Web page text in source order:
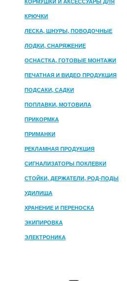
КОРМУШКИ И АКСЕССУАРЫ ДЛЯ
ПРИКОРМКИ
КРЮЧКИ
ЛЕСКА, ШНУРЫ, ПОВОДОЧНЫЕ
МАТЕРИАЛЫ
ЛОДКИ, СНАРЯЖЕНИЕ
ОСНАСТКА, ГОТОВЫЕ МОНТАЖИ
ПЕЧАТНАЯ И ВИДЕО ПРОДУКЦИЯ
ПОДСАКИ, САДКИ
ПОПЛАВКИ, МОТОВИЛА
ПРИКОРМКА
ПРИМАНКИ
РЕКЛАМНАЯ ПРОДУКЦИЯ
СИГНАЛИЗАТОРЫ ПОКЛЕВКИ
СТОЙКИ, ДЕРЖАТЕЛИ, РОД-ПОДЫ
УДИЛИЩА
ХРАНЕНИЕ И ПЕРЕНОСКА
ЭКИПИРОВКА
ЭЛЕКТРОНИКА